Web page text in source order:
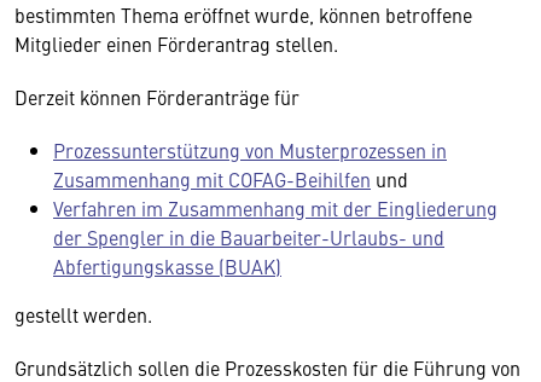
bestimmten Thema eröffnet wurde, können betroffene
Mitglieder einen Förderantrag stellen.
Derzeit können Förderanträge für
Prozessunterstützung von Musterprozessen in
Zusammenhang mit COFAG-Beihilfen und
Verfahren im Zusammenhang mit der Eingliederung
der Spengler in die Bauarbeiter-Urlaubs- und
Abfertigungskasse (BUAK)
gestellt werden.
Grundsätzlich sollen die Prozesskosten für die Führung von